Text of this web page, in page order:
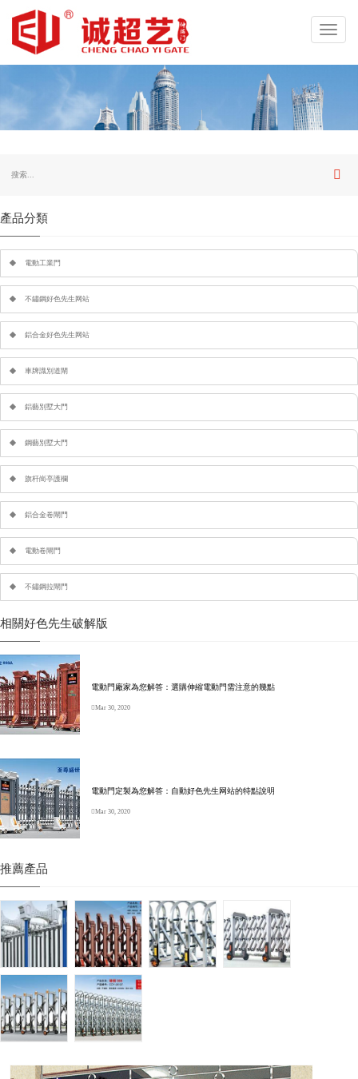
產品分類
電動工業門
不鏽鋼好色先生网站
鋁合金好色先生网站
車牌識別道閘
鋁藝別墅大門
鋼藝別墅大門
旗杆崗亭護欄
鋁合金卷閘門
電動卷閘門
不鏽鋼拉閘門
相關好色先生破解版
電動門廠家為您解答：選購伸縮電動門需注意的幾點
Mar 30, 2020
電動門定製為您解答：自動好色先生网站的特點說明
Mar 30, 2020
推薦產品